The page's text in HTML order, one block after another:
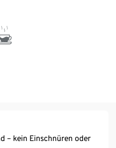
– kein Einschnüren oder